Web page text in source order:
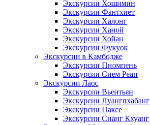
Экскурсии Хошимин
Экскурсии Фантхиет
Экскурсии Халонг
Экскурсии Ханой
Экскурсии Хойан
Экскурсии Фукуок
Экскурсии в Камбодже
Экскурсии Пномпень
Экскурсии Сием Реап
Экскурсии Лаос
Экскурсии Вьентьян
Экскурсии Луангпхабанг
Экскурсии Паксе
Экскурсии Сианг Кхуанг